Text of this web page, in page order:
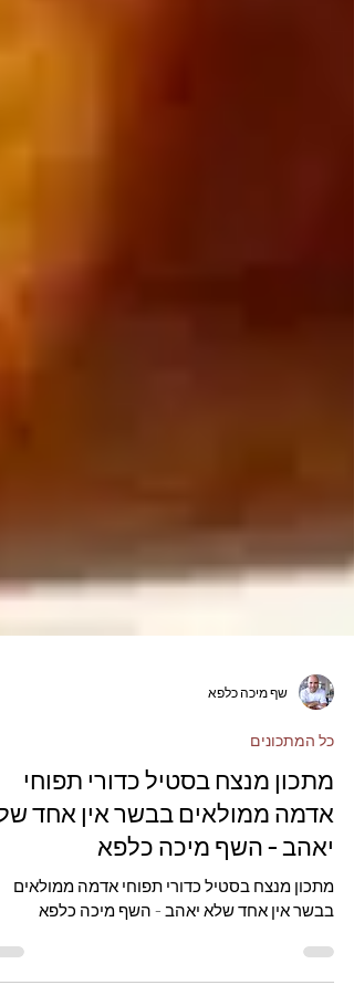
שף מיכה כלפא
כל המתכונים
מתכון מנצח בסטיל כדורי תפוחי
אדמה ממולאים בבשר אין אחד
יאהב - השף מיכה כלפא
בבשר אין אחד שלא יאהב - השף מיכה כלפא